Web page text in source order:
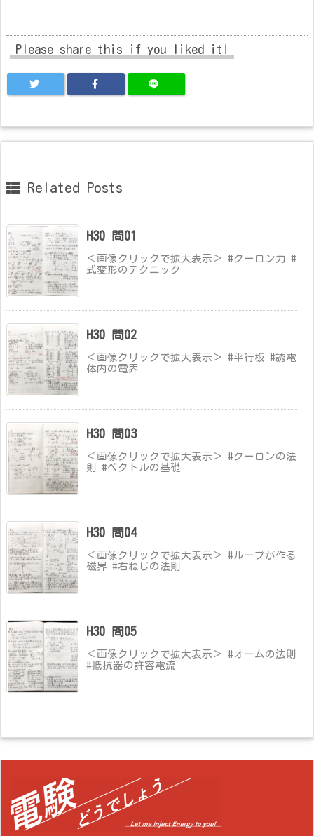
Please share this if you liked it!
Related Posts
H30 問01
＜画像クリックで拡大表示＞ #クーロン力 #
式変形のテクニック
H30 問02
＜画像クリックで拡大表示＞ #平行板 #誘電
体内の電界
H30 問03
＜画像クリックで拡大表示＞ #クーロンの法
則 #ベクトルの基礎
H30 問04
＜画像クリックで拡大表示＞ #ループが作る
磁界 #右ねじの法則
H30 問05
＜画像クリックで拡大表示＞ #オームの法則
#抵抗器の許容電流